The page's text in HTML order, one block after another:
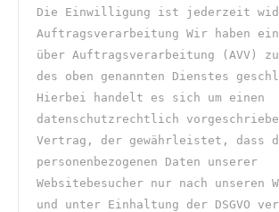
Die Einwilligung ist jederzeit
Auftragsverarbeitung Wir haben
über Auftragsverarbeitung (AVV)
des oben genannten Dienstes
Hierbei handelt es sich um einen
datenschutzrechtlich
Vertrag, der gewährleistet, dass
personenbezogenen Daten unserer
Websitebesucher nur nach unseren
und unter Einhaltung der DSGVO